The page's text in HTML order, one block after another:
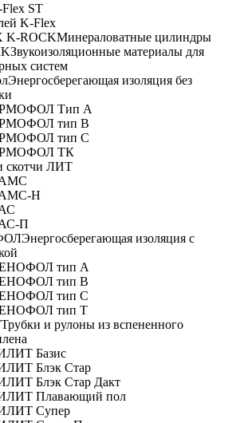
ST
K-Flex
K-ROCKМинераловатные цилиндры
Звукоизоляционные материалы для
систем
Энергосберегающая изоляция без
Тип А
тип В
тип C
ТК
скотчи ЛИТ
Н
П
Энергосберегающая изоляция с
тип А
тип B
тип C
тип T
Трубки и рулоны из вспененного
Базис
Блэк Стар
Блэк Стар Дакт
Плавающий пол
Супер